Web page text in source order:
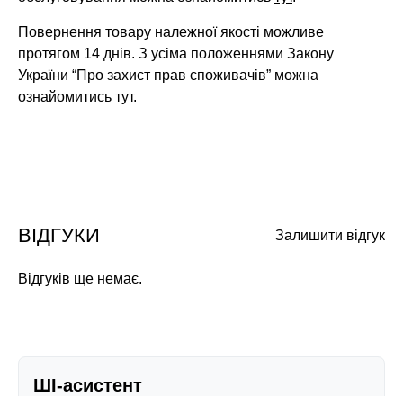
Повернення товару належної якості можливе
протягом 14 днів. З усіма положеннями Закону
України “Про захист прав споживачів” можна
ознайомитись тут.
Залишити відгук
ВІДГУКИ
Відгуків ще немає.
ШІ-асистент